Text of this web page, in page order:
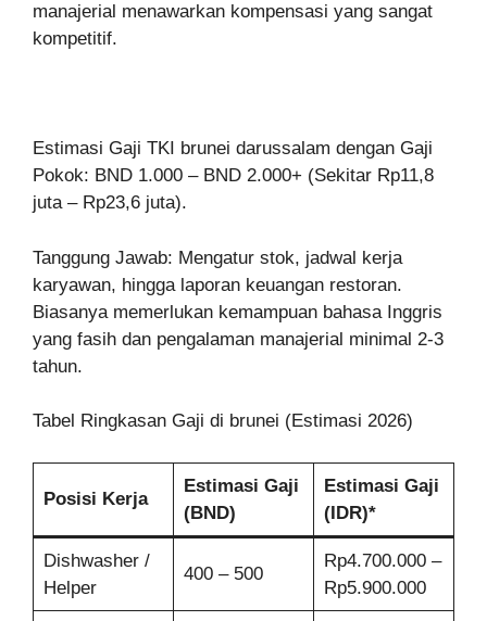
manajerial menawarkan kompensasi yang sangat
kompetitif.
Estimasi Gaji TKI brunei darussalam dengan Gaji
Pokok: BND 1.000 – BND 2.000+ (Sekitar Rp11,8
juta – Rp23,6 juta).
Tanggung Jawab: Mengatur stok, jadwal kerja
karyawan, hingga laporan keuangan restoran.
Biasanya memerlukan kemampuan bahasa Inggris
yang fasih dan pengalaman manajerial minimal 2-3
tahun.
Tabel Ringkasan Gaji di brunei (Estimasi 2026)
Posisi Kerja
Estimasi Gaji
(BND)
Estimasi Gaji
(IDR)*
Dishwasher /
Helper
400 – 500
Rp4.700.000 –
Rp5.900.000